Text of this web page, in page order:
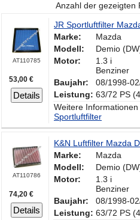
Anzahl der gezeigten
AT110785
53,00 €
Details
JR Sportluftfilter
Marke:
Mazda
Modell:
Demio
Motor:
1.3 i
Benziner
Baujahr:
08/1998-
Leistung: 63/72 PS
Weitere
Sportluftfilter
AT110786
74,20 €
Details
K&N Luftfilter Mazda
Marke:
Mazda
Modell:
Demio
Motor:
1.3 i
Benziner
Baujahr:
08/1998-
Leistung: 63/72 PS